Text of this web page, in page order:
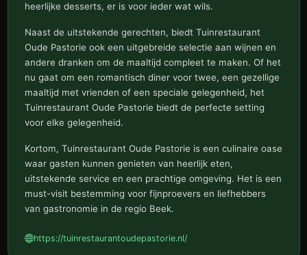
heerlijke desserts, er is voor ieder wat wils.
Naast de uitstekende gerechten, biedt Tuinrestaurant
Oude Pastorie ook een uitgebreide selectie aan wijnen en
andere dranken om de maaltijd compleet te maken. Of het
nu gaat om een romantisch diner voor twee, een gezellige
maaltijd met vrienden of een speciale gelegenheid, het
Tuinrestaurant Oude Pastorie biedt de perfecte setting
voor elke gelegenheid.
Kortom, Tuinrestaurant Oude Pastorie is een culinaire oase
waar gasten kunnen genieten van heerlijk eten,
uitstekende service en een prachtige omgeving. Het is een
must-visit bestemming voor fijnproevers en liefhebbers
van gastronomie in de regio Beek.
https://tuinrestaurantoudepastorie.nl/